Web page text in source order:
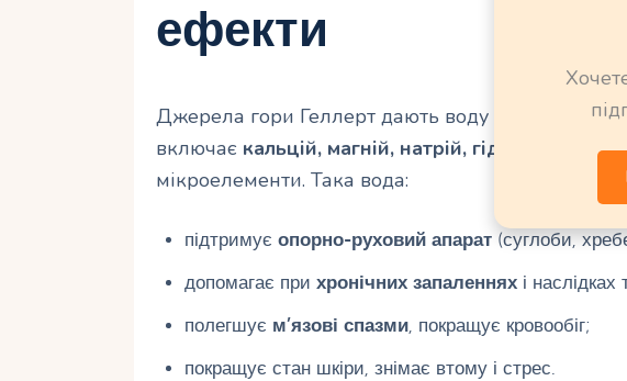
ефекти
Джерела гори Геллерт дають воду з високою
включає кальцій, магній, натрій,
мікроелементи. Така вода:
підтримує опорно-руховий апарат(суглоби,
допомагає при хронічних запаленняхі наслідках
полегшує м’язові спазми, покращує кровообіг;
покращує стан шкіри, знімає втому і стрес.